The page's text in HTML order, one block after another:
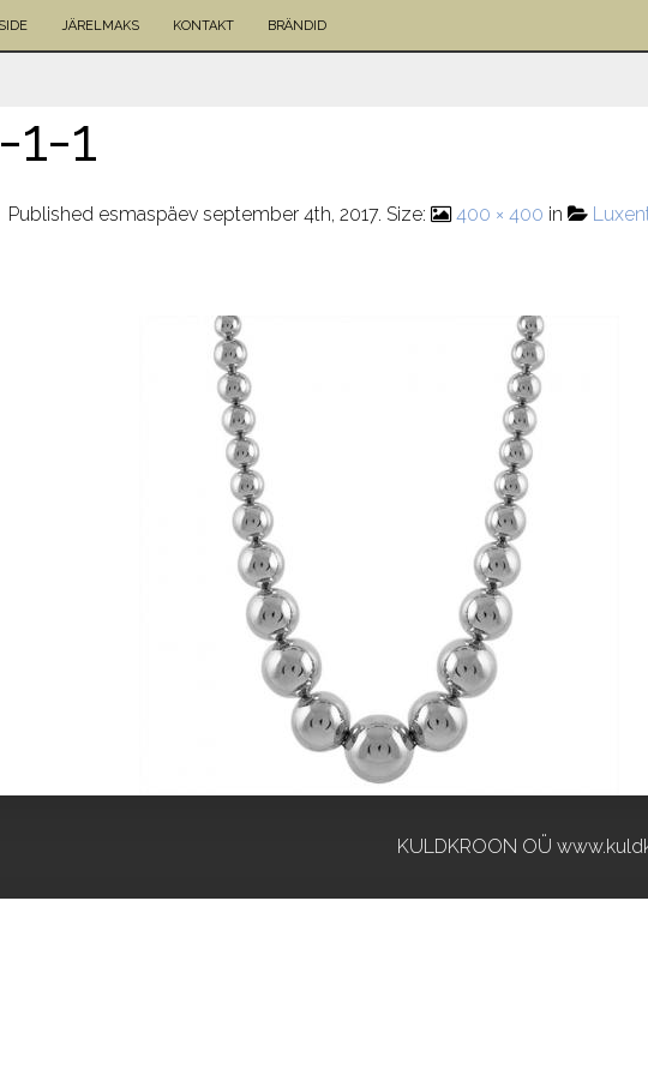
JÄRELMAKS KONTAKT BRÄNDID
1
Published esmaspäev september 4th, 2017. Size: 400 × 400 in
KULDKROON OÜ